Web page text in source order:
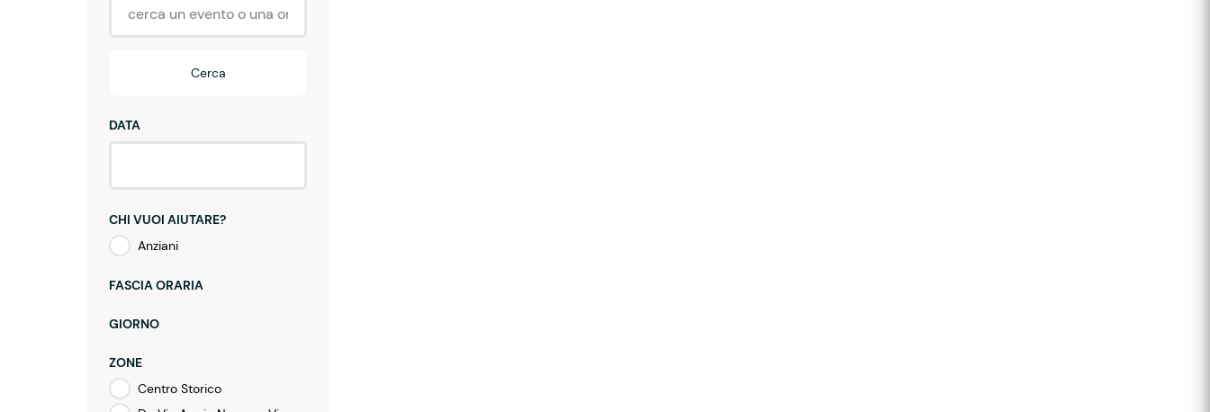
Cerca
DATA
CHI VUOI AIUTARE?
Anziani
FASCIA ORARIA
GIORNO
ZONE
Centro Storico